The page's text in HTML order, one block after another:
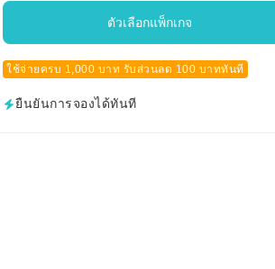
ตัวเลือกแพ็กเกจ
ใช้จ่ายครบ 1,000 บาท รับส่วนลด 100 บาททันที
ยืนยันการจองได้ทันที